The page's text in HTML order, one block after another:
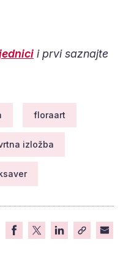
i prvi saznajte
floraart
izložba